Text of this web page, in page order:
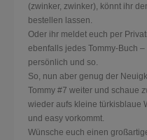
(zwinker, zwinker), könnt ihr
bestellen lassen.
Oder ihr meldet euch per
ebenfalls jedes Tommy-Buch
persönlich und so.
So, nun aber genug der
Tommy #7 weiter und schaue
wieder aufs kleine türkisblaue
und easy vorkommt.
Wünsche euch einen